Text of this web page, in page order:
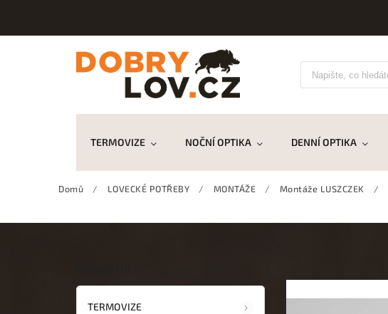
TERMOVIZE NOČNÍ OPTIKA DENNÍ OPTIKA
Domů / LOVECKÉ POTŘEBY / MONTÁŽE / Montáže LUSZCZEK /
TERMOVIZE